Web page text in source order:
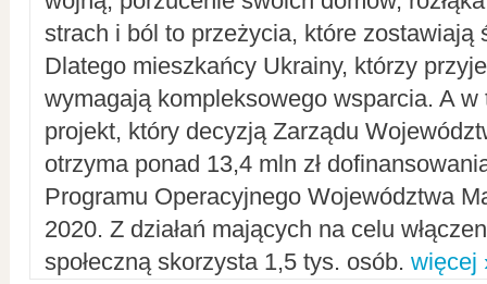
strach i ból to przeżycia, które zostawiają
Dlatego mieszkańcy Ukrainy, którzy
wymagają kompleksowego wsparcia. A w
projekt, który decyzją Zarządu
otrzyma ponad 13,4 mln zł
Programu Operacyjnego Województwa
2020. Z działań mających na celu
społeczną skorzysta 1,5 tys. osób. więcej